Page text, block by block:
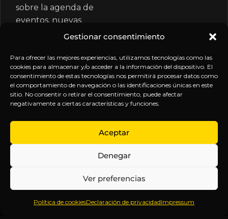
Gestionar consentimiento
Para ofrecer las mejores experiencias, utilizamos tecnologías como las
cookies para almacenar y/o acceder a la información del dispositivo. El
consentimiento de estas tecnologías nos permitirá procesar datos como
el comportamiento de navegación o las identificaciones únicas en este
sitio. No consentir o retirar el consentimiento, puede afectar
negativamente a ciertas características y funciones.
Aceptar
Denegar
Ver preferencias
Política de cookiesDeclaración de privacidadImpressum
sobre la agenda de
eventos, nuevas
publicaciones y
suscripción.
Inteligencia
Anticipándonos
EXPLORA
Inicio
Sobre
Contenido
Webinars
LEGAL
Política
de
Términos y
Aviso
SÍGUENOS